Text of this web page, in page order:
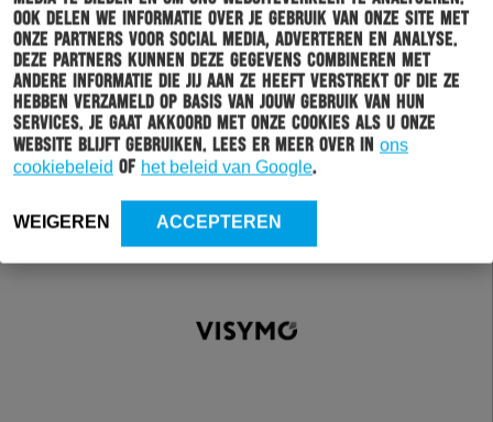
Ook delen we informatie over je gebruik van onze site met
onze partners voor social media, adverteren en analyse.
Deze partners kunnen deze gegevens combineren met
andere informatie die jij aan ze heeft verstrekt of die ze
hebben verzameld op basis van jouw gebruik van hun
services. Je gaat akkoord met onze cookies als u onze
website blijft gebruiken. Lees er meer over in ons
cookiebeleid of het beleid van Google.
WEIGEREN ACCEPTEREN